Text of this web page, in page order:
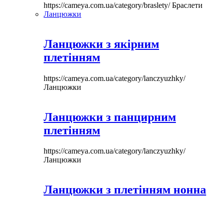
https://cameya.com.ua/category/braslety/Браслети
Ланцюжки
Ланцюжки з якірним
плетінням
https://cameya.com.ua/category/lanczyuzhky/
Ланцюжки
Ланцюжки з панцирним
плетінням
https://cameya.com.ua/category/lanczyuzhky/
Ланцюжки
Ланцюжки з плетінням нонна